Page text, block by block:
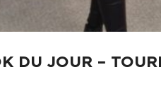
DU JOUR –